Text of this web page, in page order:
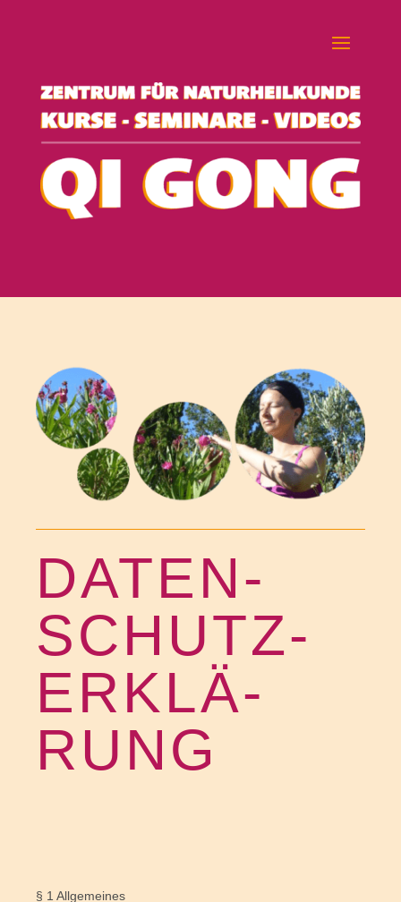
DATEN­
SCHUTZ­
ER­KLÄ­
RUNG
§ 1 Allgemeines